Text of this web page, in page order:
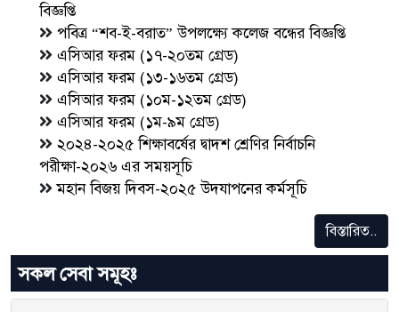
বিজ্ঞপ্তি
পবিত্র “শব-ই-বরাত” উপলক্ষ্যে কলেজ বন্ধের বিজ্ঞপ্তি
এসিআর ফরম (১৭-২০তম গ্রেড)
এসিআর ফরম (১৩-১৬তম গ্রেড)
এসিআর ফরম (১০ম-১২তম গ্রেড)
এসিআর ফরম (১ম-৯ম গ্রেড)
২০২৪-২০২৫ শিক্ষাবর্ষের দ্বাদশ শ্রেণির নির্বাচনি
পরীক্ষা-২০২৬ এর সময়সূচি
মহান বিজয় দিবস-২০২৫ উদযাপনের কর্মসূচি
বিস্তারিত..
সকল সেবা সমূহঃ